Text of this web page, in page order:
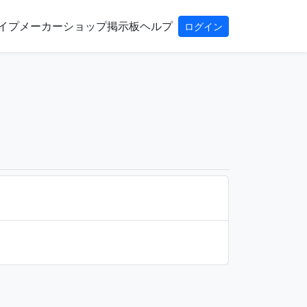
プメーカーショップ掲示板ヘルプ ログイン